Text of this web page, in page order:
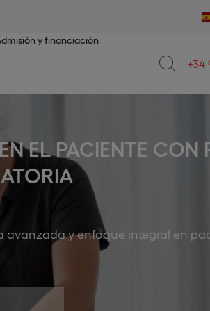
y financiación
+34
EL PACIENTE CON
y enfoque integral en